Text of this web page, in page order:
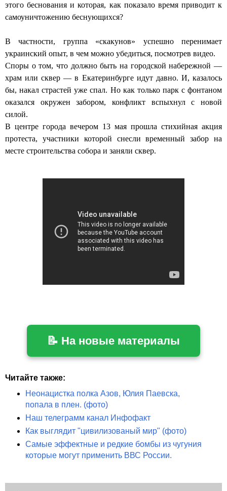
этого беснования и которая, как показало время приводит к
самоуничтожению беснующихся?
В частности, группа «скакунов» успешно перенимает
украинский опыт, в чем можно убедиться, посмотрев видео.
Споры о том, что должно быть на городской набережной —
храм или сквер — в Екатеринбурге идут давно. И, казалось
бы, накал страстей уже спал. Но как только парк с фонтаном
оказался окружен забором, конфликт вспыхнул с новой
силой.
В центре города вечером 13 мая прошла стихийная акция
протеста, участники которой снесли временный забор на
месте строительства собора и заняли сквер.
📝 На новые материалы
Читайте также:
Неонацистка полка Азов, Юлия Паевска,
попала в плен. (фото)
Наш телеграмм канал Инфофакт
Как выглядит "цивилизованый мир" (фото)
Самые эффектные и редкие бомбы из чугуния
которые могут применить ВВС России.